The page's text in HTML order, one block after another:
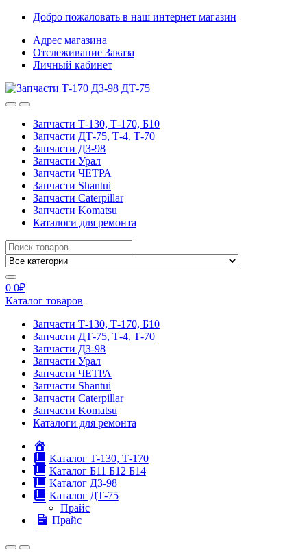
Skip
navigation
Skip
content
Добро пожаловать в наш интернет магазин
Адрес магазина
Отслеживание Заказа
Личный кабинет
Запчасти Т-130, Т-170, Б10
Запчасти ДТ-75, Т-4, Т-70
Запчасти ДЗ-98
Запчасти Урал
Запчасти ЧЕТРА
Запчасти Shantui
Запчасти Caterpillar
Запчасти Komatsu
Каталоги для ремонта
Search
for:
0 0₽
Каталог товаров
Запчасти Т-130, Т-170, Б10
Запчасти ДТ-75, Т-4, Т-70
Запчасти ДЗ-98
Запчасти Урал
Запчасти ЧЕТРА
Запчасти Shantui
Запчасти Caterpillar
Запчасти Komatsu
Каталоги для ремонта
Каталог Т-130, Т-170
Каталог Б11 Б12 Б14
Каталог ДЗ-98
Каталог ДТ-75
Прайс
Прайс